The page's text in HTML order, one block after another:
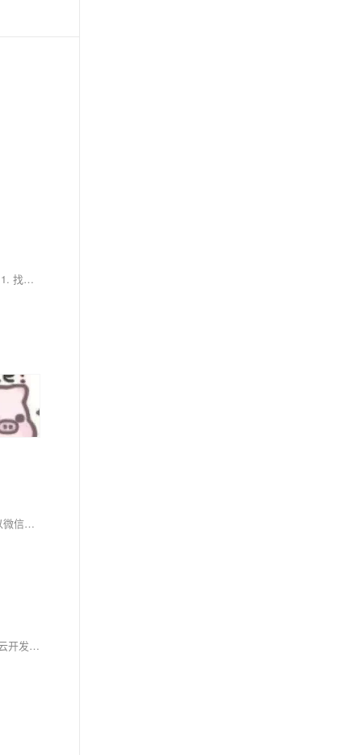
本文主要介绍微信小程序开发中遇到的问题及其解决方法。问题通常由微信小程序自带的Skyline渲染模式引起，而非代码编写错误。解决步骤包括：1. 找到全局配置文件app.json；2. 去掉相关配置项；3. 修改后的配置示例。通过这些步骤可以有效解决文字内容顶格或覆盖的问题。文中还提供了进一步了解Skyline渲染模式的链接，帮助开发者深入理解其原理和应用。
本文介绍了一款基于微信小程序的校园二手物品交易平台的开发与实现。该平台采用Java语言开发服务端，使用MySQL数据库进行数据存储，前端以微信小程序为载体，支持管理员和学生两种角色操作。管理员可管理用户、商品分类及信息、交易记录等，而学生则能注册登录、发布购买商品、参与交流论坛等。系统设计注重交互性和安全性，通过SSM框架优化开发流程，确保高效稳定运行，满足用户便捷交易的需求，推动校园资源共享与循环利用。
这篇文章详细记录了微信小程序的完整开发到最终上线的每一个步骤。适合对小程序开发感兴趣的个人开发者或希望了解完整流程的学习者，涵盖了云开发、事件绑定、生命周期管理、组件使用等关键内容。